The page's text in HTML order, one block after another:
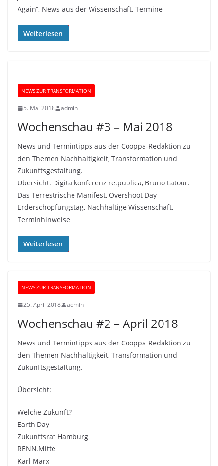
Again“, News aus der Wissenschaft, Termine
Weiterlesen
NEWS ZUR TRANSFORMATION
5. Mai 2018 admin
Wochenschau #3 – Mai 2018
News und Termintipps aus der Cooppa-Redaktion zu
den Themen Nachhaltigkeit, Transformation und
Zukunftsgestaltung.
Übersicht: Digitalkonferenz re:publica, Bruno Latour:
Das Terrestrische Manifest, Overshoot Day
Erderschöpfungstag, Nachhaltige Wissenschaft,
Terminhinweise
Weiterlesen
NEWS ZUR TRANSFORMATION
25. April 2018 admin
Wochenschau #2 – April 2018
News und Termintipps aus der Cooppa-Redaktion zu
den Themen Nachhaltigkeit, Transformation und
Zukunftsgestaltung.
Übersicht:
Welche Zukunft?
Earth Day
Zukunftsrat Hamburg
RENN.Mitte
Karl Marx